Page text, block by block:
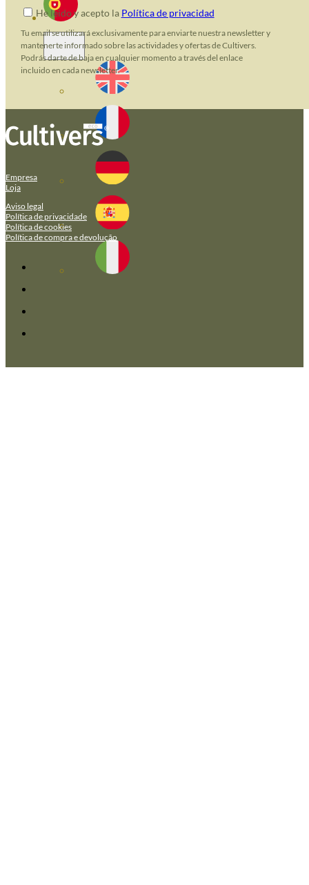
He leido y acepto la Política de privacidad
Tu email se utilizará exclusivamente para enviarte nuestra newsletter y
mantenerte informado sobre las actividades y ofertas de Cultivers.
Podrás darte de baja en cualquier momento a través del enlace
incluido en cada newsletter.
Empresa
Loja
Aviso legal
Política de privacidade
Política de cookies
Política de compra e devolução